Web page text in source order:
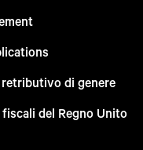
di genere
del Regno Unito